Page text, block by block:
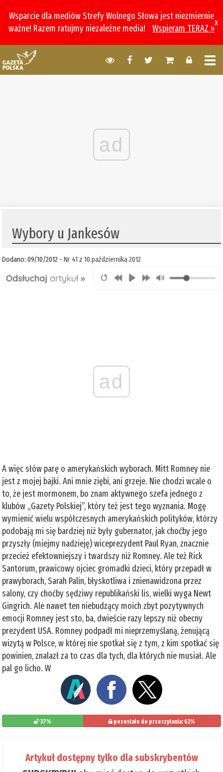
Wsparcie dla mediów Strefy Wolnego Słowa jest niezmiernie
ważne! Razem ratujmy niezależne media!
Wspieram TERAZ »
x
ad
Wybory u Jankesów
Dodano: 09/10/2012 -Nr 41 z 10 października 2012
ad
A więc słów parę o amerykańskich wyborach. Mitt Romney nie
jest z mojej bajki. Ani mnie ziębi, ani grzeje. Nie chodzi wcale o
to, że jest mormonem, bo znam aktywnego szefa jednego z
klubów „Gazety Polskiej”, który też jest tego wyznania. Mogę
wymienić wielu współczesnych amerykańskich polityków, którzy
podobają mi się bardziej niż były gubernator, jak choćby jego
przyszły (miejmy nadzieję) wiceprezydent Paul Ryan, znacznie
przecież efektowniejszy i twardszy niż Romney. Ale też Rick
Santorum, prawicowy ojciec gromadki dzieci, który przepadł w
prawyborach, Sarah Palin, błyskotliwa i znienawidzona przez
salony, czy choćby sędziwy republikański lis, wielki wyga Newt
Gingrich. Ale nawet ten niebudzący moich zbyt pozytywnych
emocji Romney jest sto, ba, dwieście razy lepszy niż obecny
prezydent USA. Romney podpadł mi nieprzemyślaną, żenującą
wizytą w Polsce, w której nie spotkał się z tym, z kim spotkać się
powinien, znalazł za to czas dla tych, dla których nie musiał. Ale
pal go licho. W
37% pozostało do przeczytania: 63%
Artykuł dostępny tylko dla subskrybentów